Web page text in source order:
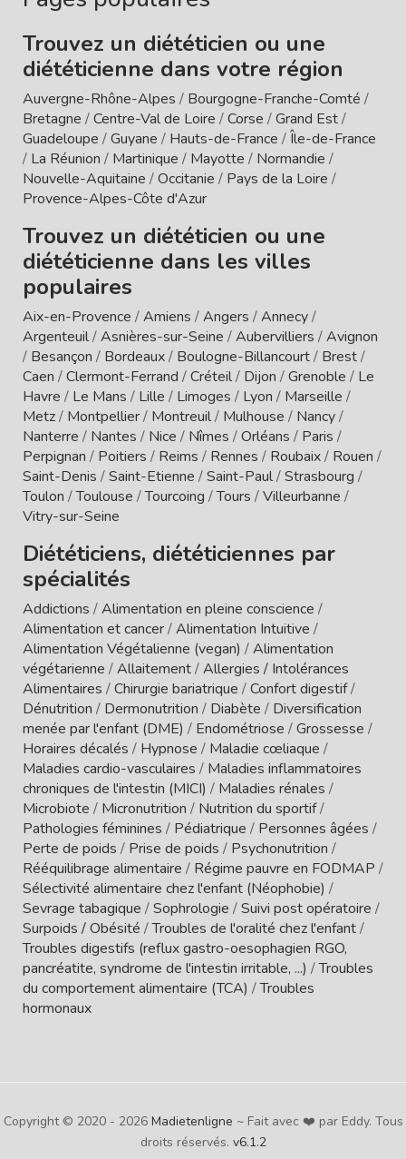
Trouvez un diététicien ou une
diététicienne dans votre région
Auvergne-Rhône-Alpes / Bourgogne-Franche-Comté /
Bretagne /Centre-Val de Loire /Corse /Grand Est/
Guadeloupe /Guyane / Hauts-de-France /Île-de-France
/ La Réunion / Martinique / Mayotte / Normandie /
Nouvelle-Aquitaine /Occitanie / Pays de la Loire /
Provence-Alpes-Côte d'Azur
Trouvez un diététicien ou une
diététicienne dans les villes
populaires
Aix-en-Provence /Amiens /Angers /Annecy/
Argenteuil/Asnières-sur-Seine /Aubervilliers /Avignon
/ Besançon / Bordeaux/ Boulogne-Billancourt/ Brest/
Caen /Clermont-Ferrand /Créteil/ Dijon /Grenoble / Le
Havre / Le Mans / Lille / Limoges / Lyon / Marseille /
Metz/ Montpellier/ Montreuil/ Mulhouse / Nancy/
Nanterre / Nantes / Nice / Nîmes /Orléans / Paris /
Perpignan / Poitiers / Reims / Rennes / Roubaix/ Rouen /
Saint-Denis /Saint-Etienne /Saint-Paul/Strasbourg /
Toulon /Toulouse /Tourcoing /Tours /Villeurbanne /
Vitry-sur-Seine
Diététiciens, diététiciennes par
spécialités
Addictions /Alimentation en pleine conscience /
Alimentation et cancer/Alimentation Intuitive /
Alimentation Végétalienne (vegan) /Alimentation
végétarienne /Allaitement/Allergies / Intolérances
Alimentaires /Chirurgie bariatrique /Confort digestif/
Dénutrition / Dermonutrition / Diabète / Diversification
menée par l'enfant (DME) / Endométriose /Grossesse /
Horaires décalés / Hypnose / Maladie cœliaque /
Maladies cardio-vasculaires / Maladies inflammatoires
chroniques de l'intestin (MICI) / Maladies rénales /
Microbiote / Micronutrition / Nutrition du sportif/
Pathologies féminines / Pédiatrique / Personnes âgées /
Perte de poids / Prise de poids / Psychonutrition /
Rééquilibrage alimentaire / Régime pauvre en FODMAP /
Sélectivité alimentaire chez l'enfant (Néophobie) /
Sevrage tabagique /Sophrologie /Suivi post opératoire /
Surpoids / Obésité /Troubles de l'oralité chez l'enfant/
Troubles digestifs (reflux gastro-oesophagien RGO,
pancréatite, syndrome de l'intestin irritable, ...) /Troubles
du comportement alimentaire (TCA) /Troubles
hormonaux
Copyright © 2020 - 2026 Madietenligne ~ Fait avec ❤️ par Eddy. Tous
droits réservés. v6.1.2